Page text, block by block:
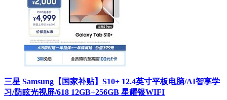
三星 Samsung【国家补贴】S10+ 12.4英寸平板电脑/AI智享学
习/防眩光视屏/618 12GB+256GB 星耀银WIFI